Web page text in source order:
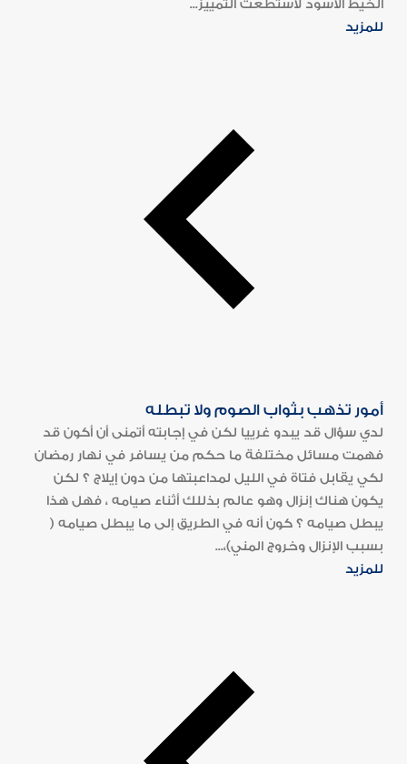
الخيط الأسود لاستطعت التمييز...
للمزيد
أمور تذهب بثواب الصوم ولا تبطله
لدي سؤال قد يبدو غرييا لكن في إجابته أتمنى أن أكون قد
فهمت مسائل مختلفة ما حكم من يسافر في نهار رمضان
لكي يقابل فتاة في الليل لمداعبتها من دون إيلاج ؟ لكن
يكون هناك إنزال وهو عالم بذللك أثناء صيامه ، فهل هذا
يبطل صيامه ؟ كون أنه في الطريق إلى ما يبطل صيامه (
بسبب الإنزال وخروج المني)،...
للمزيد